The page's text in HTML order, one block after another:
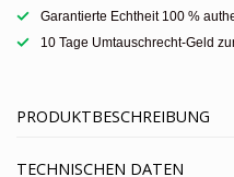
Garantierte Echtheit 100 %
10 Tage Umtauschrecht-Geld
PRODUKTBESCHREIBUNG
TECHNISCHEN DATEN